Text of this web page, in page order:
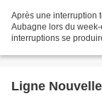
Après une interruption
Aubagne lors du
interruptions se
Ligne